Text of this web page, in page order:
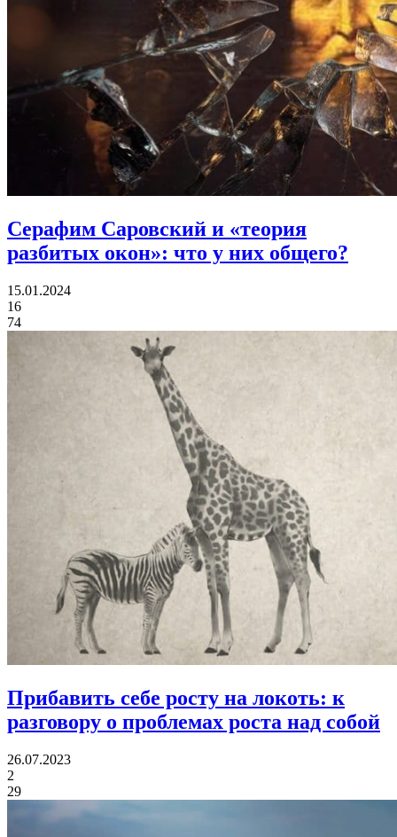
Серафим Саровский и «теория
разбитых окон»: что у них общего?
15.01.2024
16
74
Прибавить себе росту на локоть: к
разговору о проблемах роста над собой
26.07.2023
2
29